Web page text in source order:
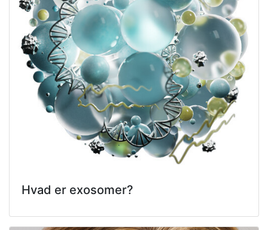
Hvad er exosomer?